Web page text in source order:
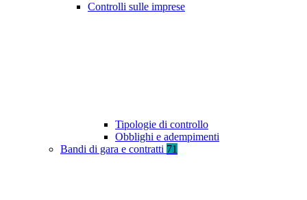
Controlli sulle imprese
Tipologie di controllo
Obblighi e adempimenti
Bandi di gara e contratti 71